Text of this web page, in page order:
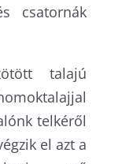
csatornák
talajú
telkéről
el azt a